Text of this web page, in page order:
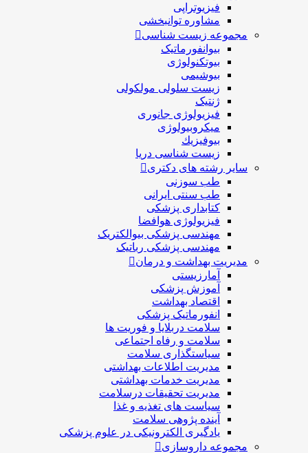
فیزیوتراپی
مشاوره توانبخشی
مجموعه زیست شناسی
بیوانفورماتیک
بیوتکنولوژی
بیوشیمی
زیست سلولی مولکولی
ژنتیک
فیزیولوژی جانوری
میکروبیولوژی
بيوفيزيك
زیست شناسی دریا
سایر رشته های دکتری
طب سوزنی
طب سنتی ایرانی
کتابداری پزشکی
فیزیولوژی هوافضا
مهندسی پزشکی بیوالکتریک
مهندسی پزشکی رباتیک
مدیریت بهداشت و درمان
آمارزیستی
آموزش پزشکی
اقتصاد بهداشت
انفورماتیک پزشکی
سلامت دربلايا و فوريت ها
سلامت و رفاه اجتماعی
سیاستگذاری سلامت
مدیریت اطلاعات بهداشتی
مدیریت خدمات بهداشتی
مدیریت تحقیقات درسلامت
سیاست های تغذیه و غذا
آینده پژوهی سلامت
یادگیری الکترونیکی در علوم پزشکی
مجموعه داروسازی